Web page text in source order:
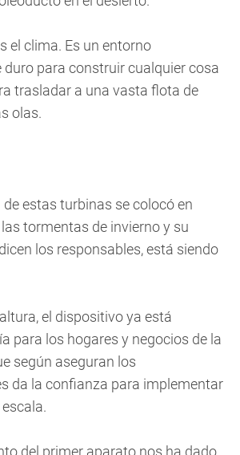
el clima. Es un entorno
para construir cualquier cosa
trasladar a una vasta flota de
olas.
estas turbinas se colocó en
tormentas de invierno y su
los responsables, está siendo
el dispositivo ya está
para los hogares y negocios de la
según aseguran los
da la confianza para implementar
del primer aparato nos ha dado